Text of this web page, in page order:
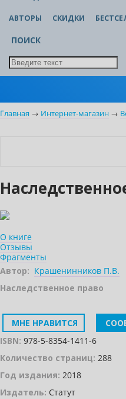
АВТОРЫ СКИДКИ
ПОИСК
Главная → Интернет-магазин →
О книге
Отзывы
Фрагменты
Автор: Крашенинников П.В.
Наследственное право
МНЕ НРАВИТСЯ
ISBN: 978-5-8354-1411-6
Количество страниц: 288
Год издания: 2018
Издатель: Статут